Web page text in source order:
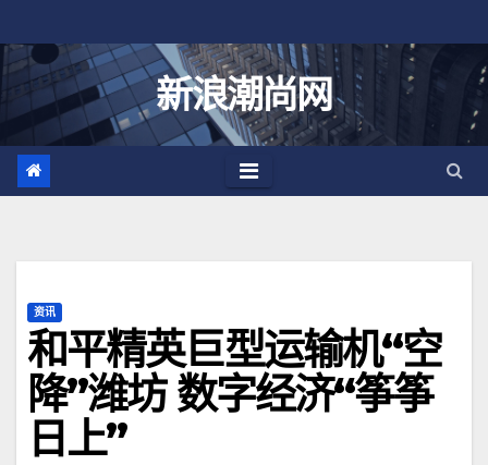
至
新浪潮尚网
资讯
和平精英巨型运输机“空
降”潍坊 数字经济“筝筝
日上”